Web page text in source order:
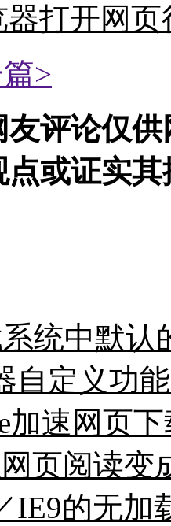
打开网页
>
评论仅
或证实其
统中默认
自定义功
加速网页
页阅读变
IE9的无加